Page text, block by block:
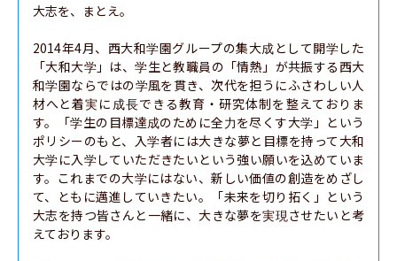
大志を、まとえ。
2014年4月、西大和学園グループの集大成として開学した
「大和大学」は、学生と教職員の「情熱」が共振する西大
和学園ならではの学風を貫き、次代を担うにふさわしい人
材へと着実に成長できる教育・研究体制を整えておりま
す。「学生の目標達成のために全力を尽くす大学」という
ポリシーのもと、入学者には大きな夢と目標を持って大和
大学に入学していただきたいという強い願いを込めていま
す。これまでの大学にはない、新しい価値の創造をめざし
て、ともに邁進していきたい。「未来を切り拓く」という
大志を持つ皆さんと一緒に、大きな夢を実現させたいと考
えております。